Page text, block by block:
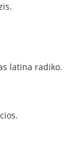
latina radiko.